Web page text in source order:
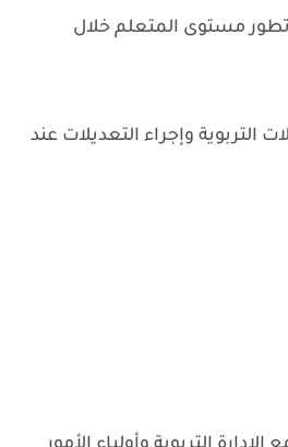
مستوى المتعلم خلال
التربوية وإجراء التعديلات عند